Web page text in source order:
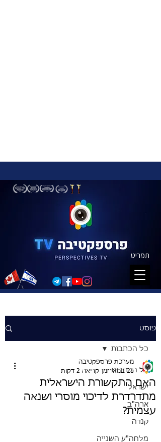
תפריט
פוסט
כל הכתבות
ישראל
ארה"ב
קנדה
מלחה"ע השנייה
כל הכתבות
האם התקשורת הישראלית
מתדרדרת לדיכוי מוסרי ושנאה
עצמית?
מערכת פרספקטיבה
21 במאי
זמן קריאה 2 דקות